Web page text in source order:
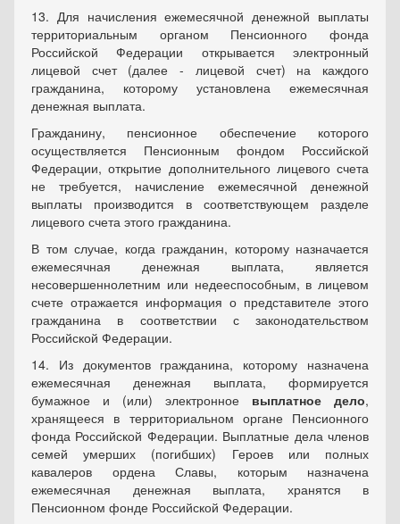
13. Для начисления ежемесячной денежной выплаты
территориальным органом Пенсионного фонда
Российской Федерации открывается электронный
лицевой счет (далее - лицевой счет) на каждого
гражданина, которому установлена ежемесячная
денежная выплата.
Гражданину, пенсионное обеспечение которого
осуществляется Пенсионным фондом Российской
Федерации, открытие дополнительного лицевого счета
не требуется, начисление ежемесячной денежной
выплаты производится в соответствующем разделе
лицевого счета этого гражданина.
В том случае, когда гражданин, которому назначается
ежемесячная денежная выплата, является
несовершеннолетним или недееспособным, в лицевом
счете отражается информация о представителе этого
гражданина в соответствии с законодательством
Российской Федерации.
14. Из документов гражданина, которому назначена
ежемесячная денежная выплата, формируется
бумажное и (или) электронное выплатное дело,
хранящееся в территориальном органе Пенсионного
фонда Российской Федерации. Выплатные дела членов
семей умерших (погибших) Героев или полных
кавалеров ордена Славы, которым назначена
ежемесячная денежная выплата, хранятся в
Пенсионном фонде Российской Федерации.